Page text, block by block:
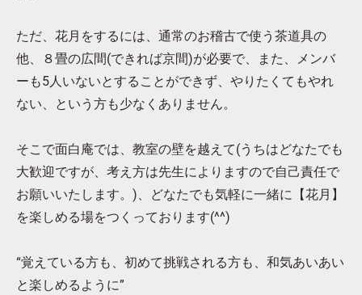
ただ、花月をするには、通常のお稽古で使う茶道具の
他、８畳の広間(できれば京間)が必要で、また、メンバ
ーも5人いないとすることができず、やりたくてもやれ
ない、という方も少なくありません。
そこで面白庵では、教室の壁を越えて(うちはどなたでも
大歓迎ですが、考え方は先生によりますので自己責任で
お願いいたします。)、どなたでも気軽に一緒に【花月】
を楽しめる場をつくっております(^^)
“覚えている方も、初めて挑戦される方も、和気あいあい
と楽しめるように”